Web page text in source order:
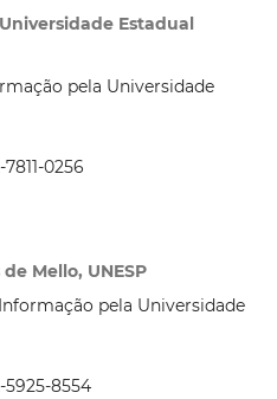
Estadual
pela Universidade
0256
Mello, UNESP
pela Universidade
8554